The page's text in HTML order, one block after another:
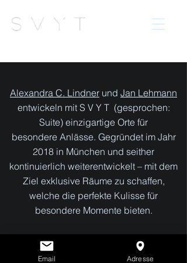
Alexandra C. Lindner und Jan Lehmann
entwickeln mit SVYT (gesprochen:
Suite) einzigartige Orte für
besondere Anlässe. Gegründet im Jahr
2018 in München und seither
kontinuierlich weiterentwickelt – mit dem
Ziel exklusive Räume zu schaffen,
welche die perfekte Kulisse für
besondere Momente bieten.
Email Adresse